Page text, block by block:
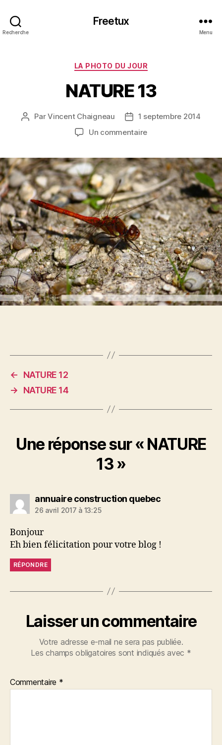
Recherche
Freetux
Menu
Catégories
LA PHOTO DU JOUR
NATURE 13
Auteur
ParVincent Chaigneau
Date1 septembre 2014
Un commentairesur
←
NATURE 12
→
NATURE 14
Une réponse sur « NATURE
13 »
annuaire construction quebecdit :
26 avril 2017 à 13:25
Bonjour
Eh bien félicitation pour votre blog !
RÉPONDRE
Laisser un commentaire
Votre adresse e-mail ne sera pas publiée.
Les champs obligatoires sont indiqués avec *
Commentaire *